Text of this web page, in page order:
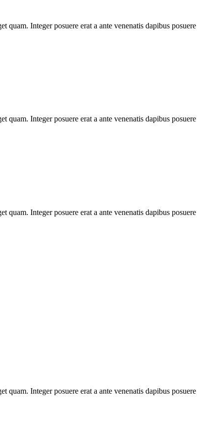
quam. Integer posuere erat a ante venenatis dapibus posuere
quam. Integer posuere erat a ante venenatis dapibus posuere
quam. Integer posuere erat a ante venenatis dapibus posuere
quam. Integer posuere erat a ante venenatis dapibus posuere